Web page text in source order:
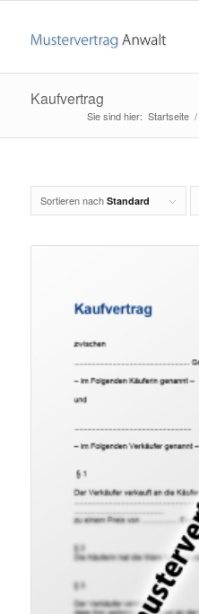
Kaufvertrag
Startseite /
Sortieren nach Standard